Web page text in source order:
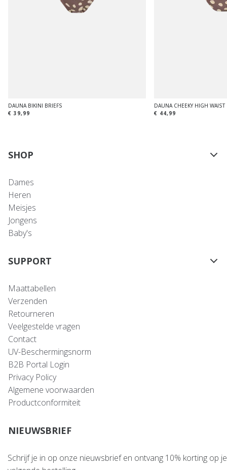
DAUNA BIKINI BRIEFS
€ 39,99
DAUNA CHEEKY HIGH WAIST
€ 44,99
SHOP
Dames
Heren
Meisjes
Jongens
Baby's
SUPPORT
Maattabellen
Verzenden
Retourneren
Veelgestelde vragen
Contact
UV-Beschermingsnorm
B2B Portal Login
Privacy Policy
Algemene voorwaarden
Productconformiteit
NIEUWSBRIEF
Schrijf je in op onze nieuwsbrief en ontvang 10% korting op je